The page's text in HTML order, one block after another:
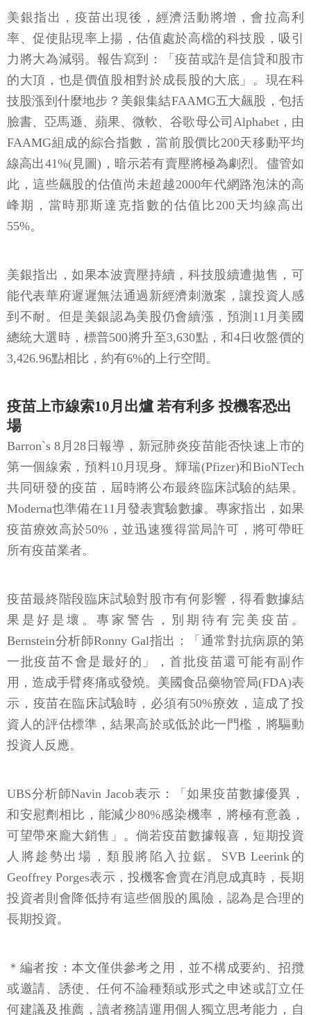
美銀指出，疫苗出現後，經濟活動將增，會拉高利
率、促使貼現率上揚，估值處於高檔的科技股，吸引
力將大為減弱。報告寫到：「疫苗或許是信貸和股市
的大頂，也是價值股相對於成長股的大底」。現在科
技股漲到什麼地步？美銀集結FAAMG五大飆股，包括
臉書、亞馬遜、蘋果、微軟、谷歌母公司Alphabet，由
FAAMG組成的綜合指數，當前股價比200天移動平均
線高出41%(見圖)，暗示若有賣壓將極為劇烈。儘管如
此，這些飆股的估值尚未超越2000年代網路泡沫的高
峰期，當時那斯達克指數的估值比200天均線高出
55%。
美銀指出，如果本波賣壓持續，科技股續遭拋售，可
能代表華府遲遲無法通過新經濟刺激案，讓投資人感
到不耐。但是美銀認為美股仍會續漲，預測11月美國
總統大選時，標普500將升至3,630點，和4日收盤價的
3,426.96點相比，約有6%的上行空間。
疫苗上市線索10月出爐 若有利多 投機客恐出
場
Barron`s 8月28日報導，新冠肺炎疫苗能否快速上市的
第一個線索，預料10月現身。輝瑞(Pfizer)和BioNTech
共同研發的疫苗，屆時將公布最終臨床試驗的結果。
Moderna也準備在11月發表實驗數據。專家指出，如果
疫苗療效高於50%，並迅速獲得當局許可，將可帶旺
所有疫苗業者。
疫苗最終階段臨床試驗對股市有何影響，得看數據結
果是好是壞。專家警告，別期待有完美疫苗。
Bernstein分析師Ronny Gal指出：「通常對抗病原的第
一批疫苗不會是最好的」，首批疫苗還可能有副作
用，造成手臂疼痛或發燒。美國食品藥物管局(FDA)表
示，疫苗在臨床試驗時，必須有50%療效，這成了投
資人的評估標準，結果高於或低於此一門檻，將驅動
投資人反應。
UBS分析師Navin Jacob表示：「如果疫苗數據優異，
和安慰劑相比，能減少80%感染機率，將極有意義，
可望帶來龐大銷售」。倘若疫苗數據報喜，短期投資
人將趁勢出場，類股將陷入拉鋸。SVB Leerink的
Geoffrey Porges表示，投機客會賣在消息成真時，長期
投資者則會降低持有這些個股的風險，認為是合理的
長期投資。
＊編者按：本文僅供參考之用，並不構成要約、招攬
或邀請、誘使、任何不論種類或形式之申述或訂立任
何建議及推薦，讀者務請運用個人獨立思考能力，自